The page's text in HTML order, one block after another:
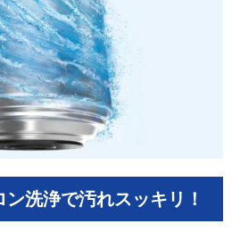
洗浄で汚れスッキリ！